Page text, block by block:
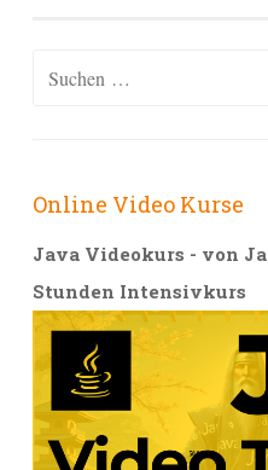
Suchen
Online Video Kurse
Java Videokurs - von
Stunden Intensivkurs